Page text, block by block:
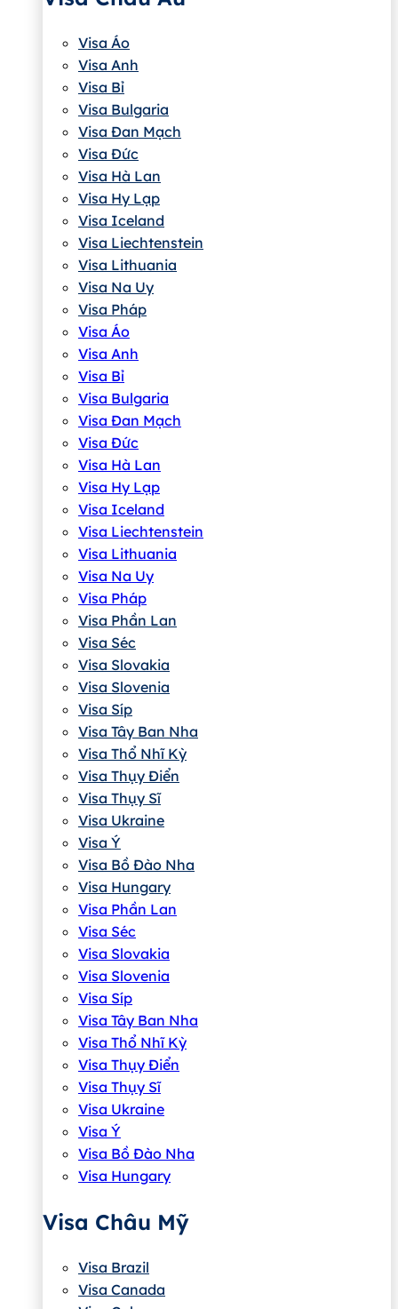
Visa Áo
Visa Anh
Visa Bỉ
Visa Bulgaria
Visa Đan Mạch
Visa Đức
Visa Hà Lan
Visa Hy Lạp
Visa Iceland
Visa Liechtenstein
Visa Lithuania
Visa Na Uy
Visa Pháp
Visa Áo
Visa Anh
Visa Bỉ
Visa Bulgaria
Visa Đan Mạch
Visa Đức
Visa Hà Lan
Visa Hy Lạp
Visa Iceland
Visa Liechtenstein
Visa Lithuania
Visa Na Uy
Visa Pháp
Visa Phần Lan
Visa Séc
Visa Slovakia
Visa Slovenia
Visa Síp
Visa Tây Ban Nha
Visa Thổ Nhĩ Kỳ
Visa Thụy Điển
Visa Thụy Sĩ
Visa Ukraine
Visa Ý
Visa Bồ Đào Nha
Visa Hungary
Visa Phần Lan
Visa Séc
Visa Slovakia
Visa Slovenia
Visa Síp
Visa Tây Ban Nha
Visa Thổ Nhĩ Kỳ
Visa Thụy Điển
Visa Thụy Sĩ
Visa Ukraine
Visa Ý
Visa Bồ Đào Nha
Visa Hungary
Visa Châu Mỹ
Visa Brazil
Visa Canada